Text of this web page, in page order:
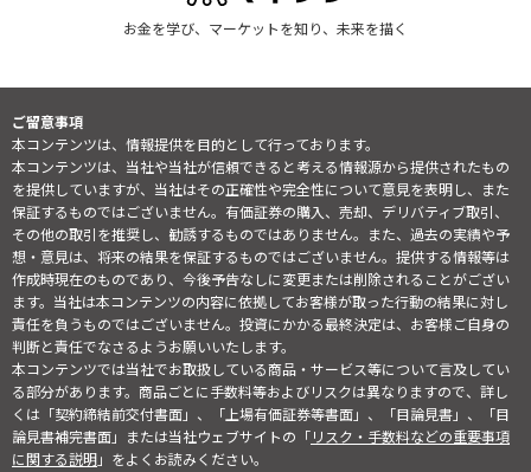
お金を学び、マーケットを知り、未来を描く
ご留意事項
本コンテンツは、情報提供を目的として行っております。
本コンテンツは、当社や当社が信頼できると考える情報源から提供されたもの
を提供していますが、当社はその正確性や完全性について意見を表明し、また
保証するものではございません。有価証券の購入、売却、デリバティブ取引、
その他の取引を推奨し、勧誘するものではありません。また、過去の実績や予
想・意見は、将来の結果を保証するものではございません。提供する情報等は
作成時現在のものであり、今後予告なしに変更または削除されることがござい
ます。当社は本コンテンツの内容に依拠してお客様が取った行動の結果に対し
責任を負うものではございません。投資にかかる最終決定は、お客様ご自身の
判断と責任でなさるようお願いいたします。
本コンテンツでは当社でお取扱している商品・サービス等について言及してい
る部分があります。商品ごとに手数料等およびリスクは異なりますので、詳し
くは「契約締結前交付書面」、「上場有価証券等書面」、「目論見書」、「目
論見書補完書面」または当社ウェブサイトの「リスク・手数料などの重要事項
に関する説明」をよくお読みください。